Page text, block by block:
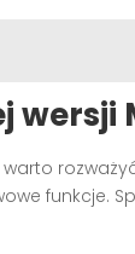
wersji
funkcje.